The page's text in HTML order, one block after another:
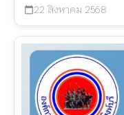
calendar_today 22 สิงหาคม 2568